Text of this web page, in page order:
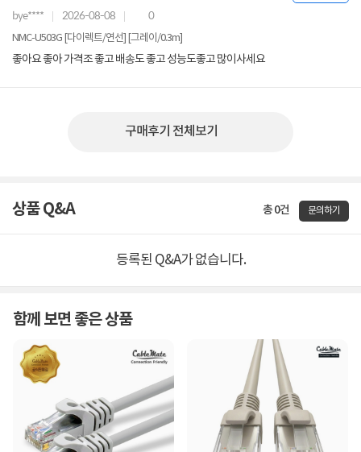
bye**** 2026-08-08 0
NMC-U503G [다이렉트/연선] [그레이/0.3m]
좋아요 좋아 가격조 좋고 배송도 좋고 성능도좋고 많이사세요
구매후기 전체보기
상품 Q&A 총 0건 문의하기
등록된 Q&A가 없습니다.
함께 보면 좋은 상품